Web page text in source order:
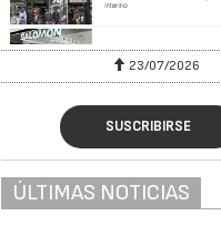
23/07/2026
SUSCRIBIRSE
ÚLTIMAS NOTICIAS